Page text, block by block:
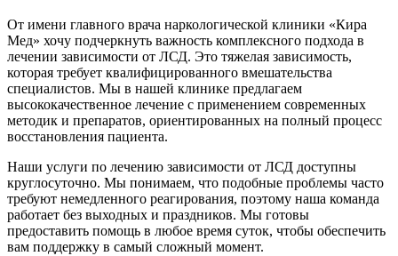
От имени главного врача наркологической клиники «Кира
Мед» хочу подчеркнуть важность комплексного подхода в
лечении зависимости от ЛСД. Это тяжелая зависимость,
которая требует квалифицированного вмешательства
специалистов. Мы в нашей клинике предлагаем
высококачественное лечение с применением современных
методик и препаратов, ориентированных на полный процесс
восстановления пациента.
Наши услуги по лечению зависимости от ЛСД доступны
круглосуточно. Мы понимаем, что подобные проблемы часто
требуют немедленного реагирования, поэтому наша команда
работает без выходных и праздников. Мы готовы
предоставить помощь в любое время суток, чтобы обеспечить
вам поддержку в самый сложный момент.